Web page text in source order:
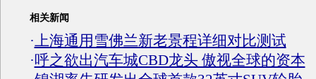
相关新闻
·上海通用雪佛兰新老景程详细对比测试
·呼之欲出汽车城CBD龙头 傲视全球的资本